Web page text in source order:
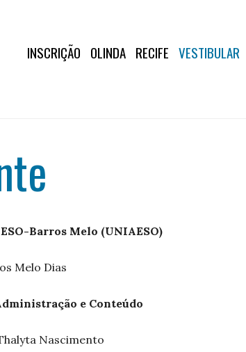
INSCRIÇÃO OLINDA RECIFE VESTIBULAR
Barros Melo (UNIAESO)
Melo Dias
e Conteúdo
Nascimento